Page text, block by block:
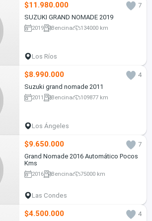
$11.980.000
7
SUZUKI GRAND NOMADE 2019
2019 Bencina 134000 km
Los Ríos
$8.990.000
4
Suzuki grand nomade 2011
2011 Bencina 109877 km
Los Ángeles
$9.650.000
7
Grand Nomade 2016 Automático Pocos
Kms
2016 Bencina 75000 km
Las Condes
$4.500.000
4